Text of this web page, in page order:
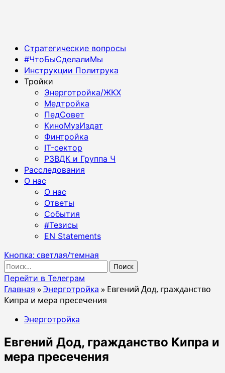
Основное
меню
Стратегические вопросы
#ЧтоБыСделалиМы
Инструкции Политрука
Тройки
Энерготройка/ЖКХ
Медтройка
ПедСовет
КиноМузИздат
Финтройка
IT-сектор
РЗВДК и Группа Ч
Расследования
О нас
О нас
Ответы
События
#Тезисы
EN Statements
Кнопка: светлая/темная
Найти:
Перейти в Телеграм
Главная »Энерготройка » Евгений Дод, гражданство
Кипра и мера пресечения
Энерготройка
Евгений Дод, гражданство Кипра и
мера пресечения